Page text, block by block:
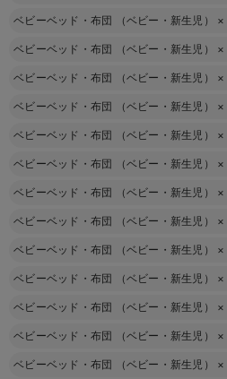
ベビーベッド・布団 （ベビー・新生児） ×
ベビーベッド・布団 （ベビー・新生児） ×
ベビーベッド・布団 （ベビー・新生児） ×
ベビーベッド・布団 （ベビー・新生児） ×
ベビーベッド・布団 （ベビー・新生児） ×
ベビーベッド・布団 （ベビー・新生児） ×
ベビーベッド・布団 （ベビー・新生児） ×
ベビーベッド・布団 （ベビー・新生児） ×
ベビーベッド・布団 （ベビー・新生児） ×
ベビーベッド・布団 （ベビー・新生児） ×
ベビーベッド・布団 （ベビー・新生児） ×
ベビーベッド・布団 （ベビー・新生児） ×
ベビーベッド・布団 （ベビー・新生児） ×